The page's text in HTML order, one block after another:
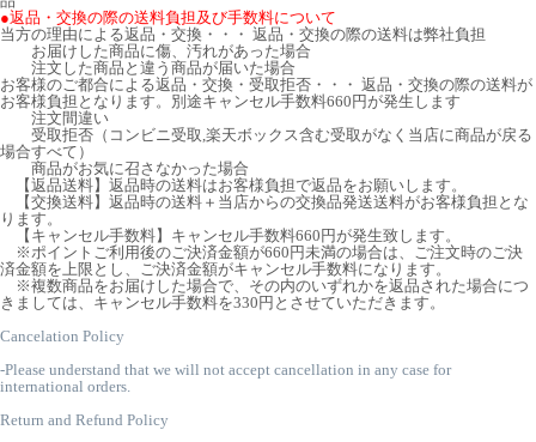
●返品・交換の際の送料負担及び手数料について
当方の理由による返品・交換・・・ 返品・交換の際の送料は弊社負担
お届けした商品に傷、汚れがあった場合
注文した商品と違う商品が届いた場合
お客様のご都合による返品・交換・受取拒否・・・ 返品・交換の際の送料が
お客様負担となります。別途キャンセル手数料660円が発生します
注文間違い
受取拒否（コンビニ受取,楽天ボックス含む受取がなく当店に商品が戻る
場合すべて）
商品がお気に召さなかった場合
【返品送料】返品時の送料はお客様負担で返品をお願いします。
【交換送料】返品時の送料＋当店からの交換品発送送料がお客様負担とな
ります。
【キャンセル手数料】キャンセル手数料660円が発生致します。
※ポイントご利用後のご決済金額が660円未満の場合は、ご注文時のご決
済金額を上限とし、ご決済金額がキャンセル手数料になります。
※複数商品をお届けした場合で、その内のいずれかを返品された場合につ
きましては、キャンセル手数料を330円とさせていただきます。
Cancelation Policy
-Please understand that we will not accept cancellation in any case for
international orders.
Return and Refund Policy